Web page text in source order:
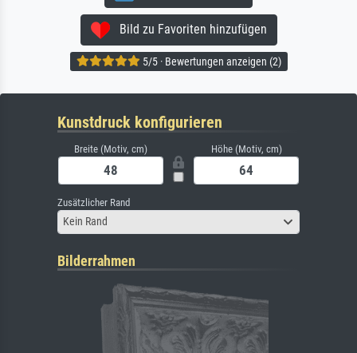
Bild zu Favoriten hinzufügen
5/5 · Bewertungen anzeigen (2)
Kunstdruck konfigurieren
Breite (Motiv, cm) Höhe (Motiv, cm)
Zusätzlicher Rand
Kein Rand
Bilderrahmen